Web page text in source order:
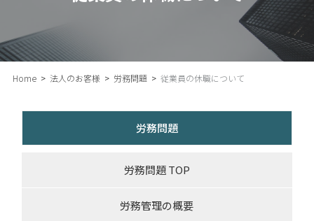
Home > 法人のお客様 > 労務問題 > 従業員の休職について
労務問題
労務問題 TOP
労務管理の概要